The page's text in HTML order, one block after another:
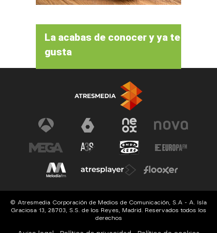
La acabas de conocer y ya te
gusta
© Atresmedia Corporación de Medios de Comunicación, S.A - A. Isla
Graciosa 13, 28703, S.S. de los Reyes, Madrid. Reservados todos los
derechos